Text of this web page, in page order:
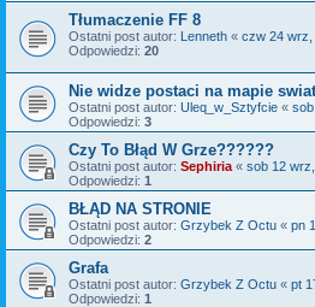
Tłumaczenie FF 8
Ostatni post autor: Lenneth « czw 24 wrz,
Odpowiedzi: 20
Nie widze postaci na mapie
Ostatni post autor: Uleq_w_Sztyfcie «
Odpowiedzi: 3
Czy To Błąd W Grze??????
Ostatni post autor: Sephiria « sob 12
Odpowiedzi: 1
BŁĄD NA STRONIE
Ostatni post autor: Grzybek Z Octu « pn
Odpowiedzi: 2
Grafa
Ostatni post autor: Grzybek Z Octu « pt
Odpowiedzi: 1